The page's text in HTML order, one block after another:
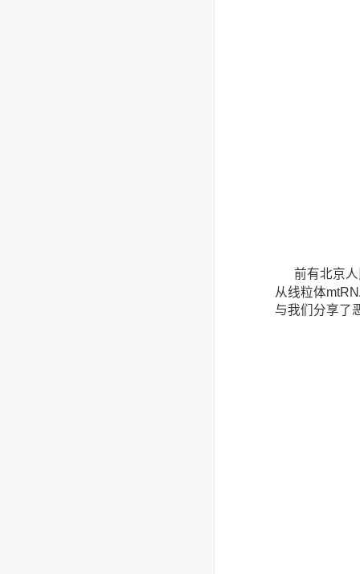
前有北京
从线粒体
与我们分享了